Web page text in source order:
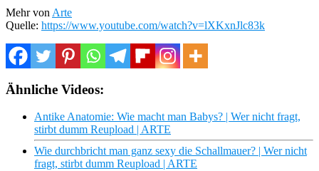
Mehr von Arte
Quelle: https://www.youtube.com/watch?v=lXKxnJlc83k
Ähnliche Videos:
Antike Anatomie: Wie macht man Babys? | Wer nicht fragt,
stirbt dumm Reupload | ARTE
Wie durchbricht man ganz sexy die Schallmauer? | Wer nicht
fragt, stirbt dumm Reupload | ARTE